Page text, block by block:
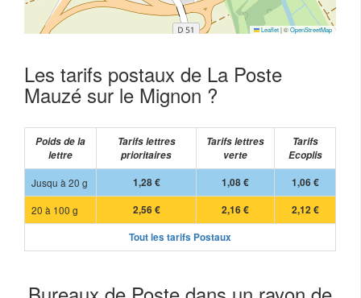
Leaflet|©OpenStreetMap
Les tarifs postaux de La Poste
Mauzé sur le Mignon ?
Poids de la
lettre
Tarifs lettres
prioritaires
Tarifs lettres
verte
Tarifs
Ecoplis
Jusqu à 20 g
1,28 € 1,08 €
1,06 €
20 à 100 g
2,56 € 2,16 €
2,12 €
Tout les tarifs Postaux